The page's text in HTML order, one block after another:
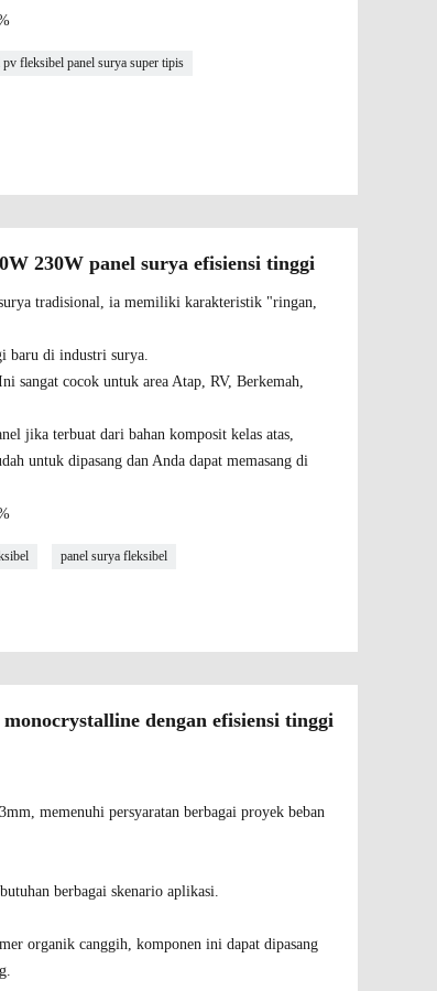
pv fleksibel panel surya super tipis
230W panel surya efisiensi tinggi
tradisional, ia memiliki karakteristik "ringan,
baru di industri surya.
cocok untuk area Atap, RV, Berkemah,
jika terbuat dari bahan komposit kelas atas,
untuk dipasang dan Anda dapat memasang di
panel surya fleksibel
dengan efisiensi tinggi
memenuhi persyaratan berbagai proyek beban
berbagai skenario aplikasi.
organik canggih, komponen ini dapat dipasang